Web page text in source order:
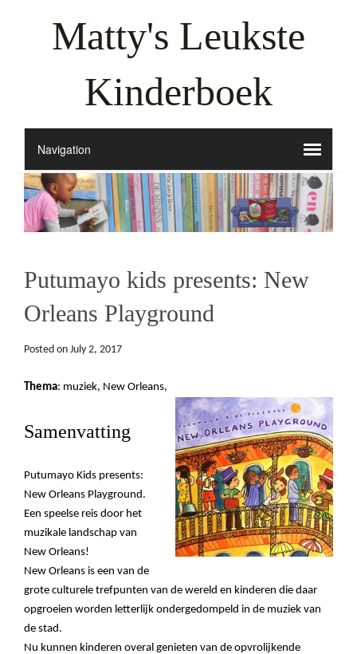
Matty's Leukste
Kinderboek
Putumayo kids presents: New
Orleans Playground
Posted on July 2, 2017
Thema: muziek, New Orleans,
Samenvatting
Putumayo Kids presents:
New Orleans Playground.
Een speelse reis door het
muzikale landschap van
New Orleans!
New Orleans is een van de
grote culturele trefpunten van de wereld en kinderen die daar
opgroeien worden letterlijk ondergedompeld in de muziek van
de stad.
Nu kunnen kinderen overal genieten van de opvrolijkende